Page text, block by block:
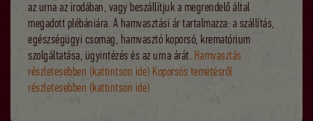
az urna az irodában, vagy beszállítjuk a megrendelő által
megadott plébániára. A hamvasztási ár tartalmazza: a szállítás,
egészségügyi csomag, hamvasztó koporsó, krematórium
szolgáltatása, ügyintézés és az urna árát. Hamvasztás
részletesebben (kattintson ide) Koporsós temetésről
részletesebben (kattintson ide)